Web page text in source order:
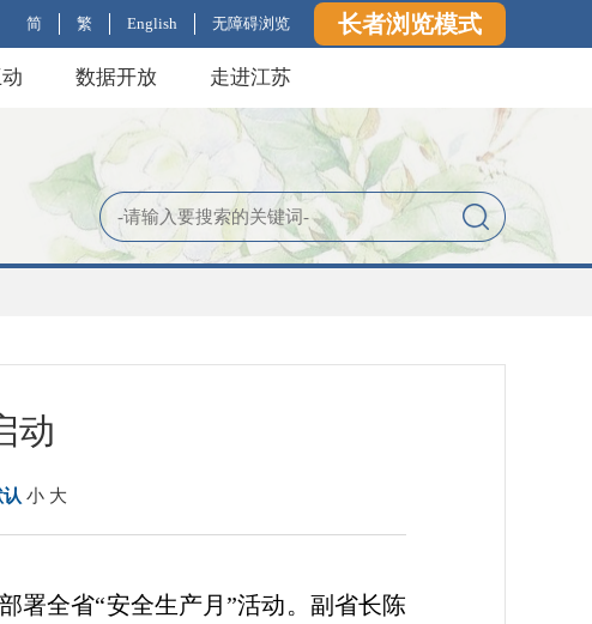
简 繁 English 无障碍浏览 长者浏览模式
数据开放 走进江苏
动
小 大
署全省“安全生产月”活动。副省长陈